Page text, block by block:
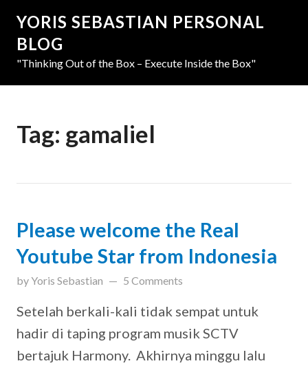
YORIS SEBASTIAN PERSONAL
BLOG
"Thinking Out of the Box – Execute Inside the Box"
Tag: gamaliel
Please welcome the Real
Youtube Star from Indonesia
by Yoris Sebastian updated onMarch 31, 2019
5 Comments
Setelah berkali-kali tidak sempat untuk
hadir di taping program musik SCTV
bertajuk Harmony. Akhirnya minggu lalu